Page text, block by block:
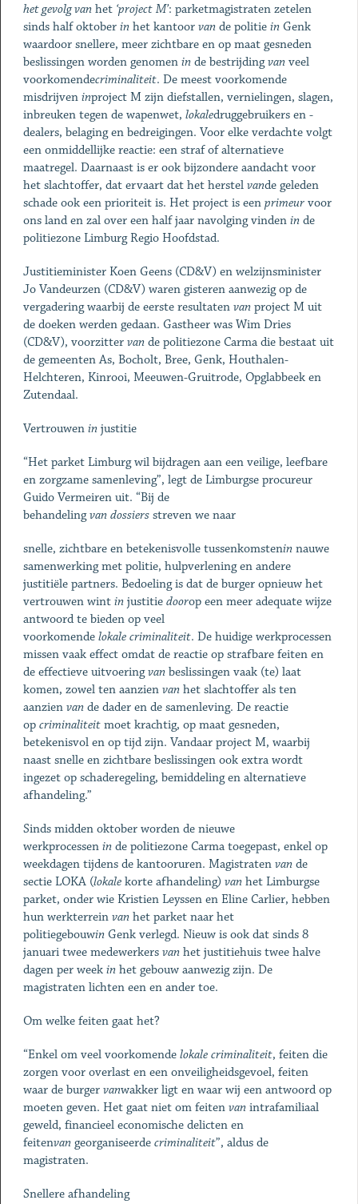
het gevolg vanhet ‘project M’: parketmagistraten zetelen
sinds half oktober inhet kantoor vande politie inGenk
waardoor snellere, meer zichtbare en op maat gesneden
beslissingen worden genomen inde bestrijdingvanveel
voorkomendecriminaliteit. De meest voorkomende
misdrijven inproject M zijn diefstallen, vernielingen, slagen,
inbreuken tegen de wapenwet, lokaledruggebruikers en -
dealers, belaging en bedreigingen. Voor elke verdachte volgt
een onmiddellijke reactie: een straf of alternatieve
maatregel. Daarnaast is er ook bijzondere aandacht voor
het slachtoffer, dat ervaart dat het herstel vande geleden
schade ook een prioriteit is. Het project is een primeurvoor
ons land en zal over een half jaar navolging vinden inde
politiezone Limburg Regio Hoofdstad.
Justitieminister Koen Geens (CD&V) en welzijnsminister
Jo Vandeurzen (CD&V) waren gisteren aanwezig op de
vergadering waarbij de eerste resultaten vanproject M uit
de doeken werden gedaan. Gastheer was Wim Dries
(CD&V), voorzitter vande politiezone Carma die bestaat uit
de gemeenten As, Bocholt, Bree, Genk, Houthalen-
Helchteren, Kinrooi, Meeuwen-Gruitrode, Opglabbeek en
Zutendaal.
Vertrouwen injustitie
“Het parket Limburg wil bijdragen aan een veilige, leefbare
en zorgzame samenleving”, legt de Limburgse procureur
Guido Vermeiren uit. “Bij de
behandelingvan dossiersstreven we naar
snelle, zichtbare en betekenisvolle tussenkomsteninnauwe
samenwerking met politie, hulpverlening en andere
justitiële partners. Bedoeling is dat de burger opnieuw het
vertrouwen wint injustitie doorop een meer adequate wijze
antwoord te bieden op veel
voorkomende lokale criminaliteit. De huidige werkprocessen
missen vaak effect omdat de reactie op strafbare feiten en
de effectieve uitvoeringvanbeslissingen vaak (te) laat
komen, zowel ten aanzien vanhet slachtoffer als ten
aanzien vande dader en de samenleving. De reactie
op criminaliteitmoet krachtig, op maat gesneden,
betekenisvol en op tijd zijn. Vandaar project M, waarbij
naast snelle en zichtbare beslissingen ook extra wordt
ingezet op schaderegeling, bemiddeling en alternatieve
afhandeling.”
Sinds midden oktober worden de nieuwe
werkprocessen inde politiezone Carma toegepast, enkel op
weekdagen tijdens de kantooruren. Magistraten vande
sectie LOKA (lokalekorte afhandeling) vanhet Limburgse
parket, onder wie Kristien Leyssen en Eline Carlier, hebben
hun werkterrein vanhet parket naar het
politiegebouwinGenk verlegd. Nieuw is ook dat sinds 8
januari twee medewerkers vanhet justitiehuis twee halve
dagen per week inhet gebouw aanwezig zijn. De
magistraten lichten een en ander toe.
Om welke feiten gaat het?
“Enkel om veel voorkomende lokale criminaliteit, feiten die
zorgen voor overlast en een onveiligheidsgevoel, feiten
waar de burger vanwakker ligt en waar wij een antwoord op
moeten geven. Het gaat niet om feiten vanintrafamiliaal
geweld, financieel economische delicten en
feitenvangeorganiseerde criminaliteit”, aldus de
magistraten.
Snellere afhandeling